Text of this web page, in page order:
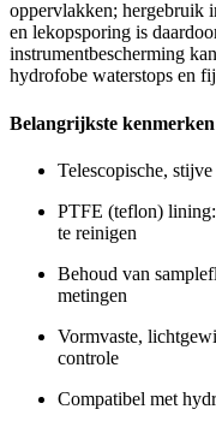
oppervlakken; hergebruik
en lekopsporing is
instrumentbescherming
hydrofobe waterstops en
Belangrijkste kenmerken
Telescopische,
PTFE (teflon) lining:
te reinigen
Behoud van
metingen
Vormvaste,
controle
Compatibel met